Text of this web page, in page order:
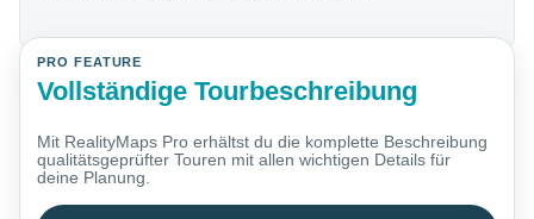
PRO FEATURE
Vollständige Tourbeschreibung
Mit RealityMaps Pro erhältst du die komplette Beschreibung
qualitätsgeprüfter Touren mit allen wichtigen Details für
deine Planung.